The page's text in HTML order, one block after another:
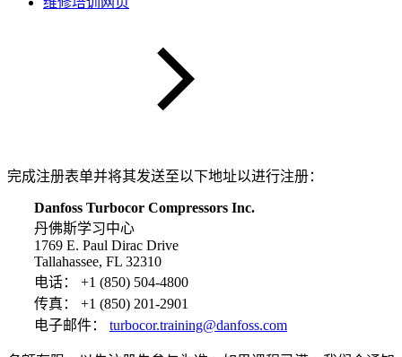
完成注册表单并将其发送至以下地址以进行注册：
Danfoss Turbocor Compressors Inc.
丹佛斯学习中心
1769 E. Paul Dirac Drive
Tallahassee, FL 32310
电话： +1 (850) 504-4800
传真： +1 (850) 201-2901
电子邮件： turbocor.training@danfoss.com